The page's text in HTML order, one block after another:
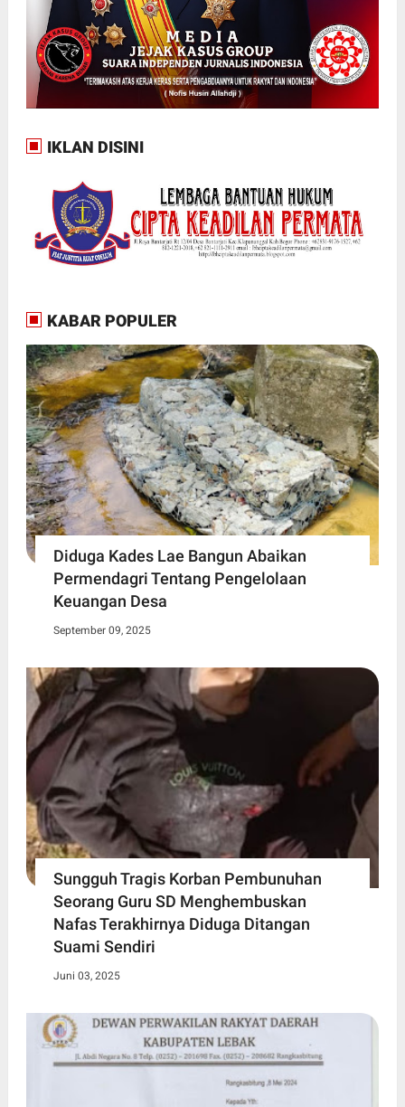
IKLAN DISINI
KABAR POPULER
Diduga Kades Lae Bangun Abaikan
Permendagri Tentang Pengelolaan
Keuangan Desa
September 09, 2025
Sungguh Tragis Korban Pembunuhan
Seorang Guru SD Menghembuskan
Nafas Terakhirnya Diduga Ditangan
Suami Sendiri
Juni 03, 2025